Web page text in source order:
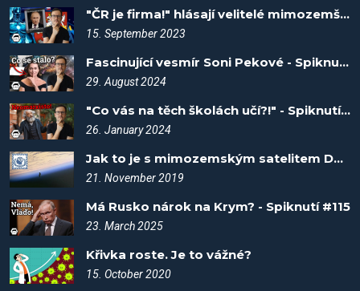
"ČR je firma!" hlásají velitelé mimozemšťanů vzývající Putina - Spiknutí #10
15. September 2023
Fascinující vesmír Soni Pekové - Spiknutí #102
29. August 2024
"Co vás na těch školách učí?!" - Spiknutí #85
26. January 2024
Jak to je s mimozemským satelitem Death Knight? Fakta vítězí #11
21. November 2019
Má Rusko nárok na Krym? - Spiknutí #115
23. March 2025
Křivka roste. Je to vážné?
15. October 2020